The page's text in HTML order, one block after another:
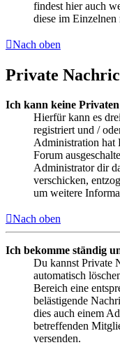
findest hier auch
diese im Einzelnen
Nach oben
Private
Ich kann keine
Hierfür kann es
registriert und /
Administration hat
Forum
Administrator dir
verschicken,
um weitere
Nach oben
Ich bekomme ständig
Du kannst Private
automatisch
Bereich eine
belästigende
dies auch einem
betreffenden
versenden.